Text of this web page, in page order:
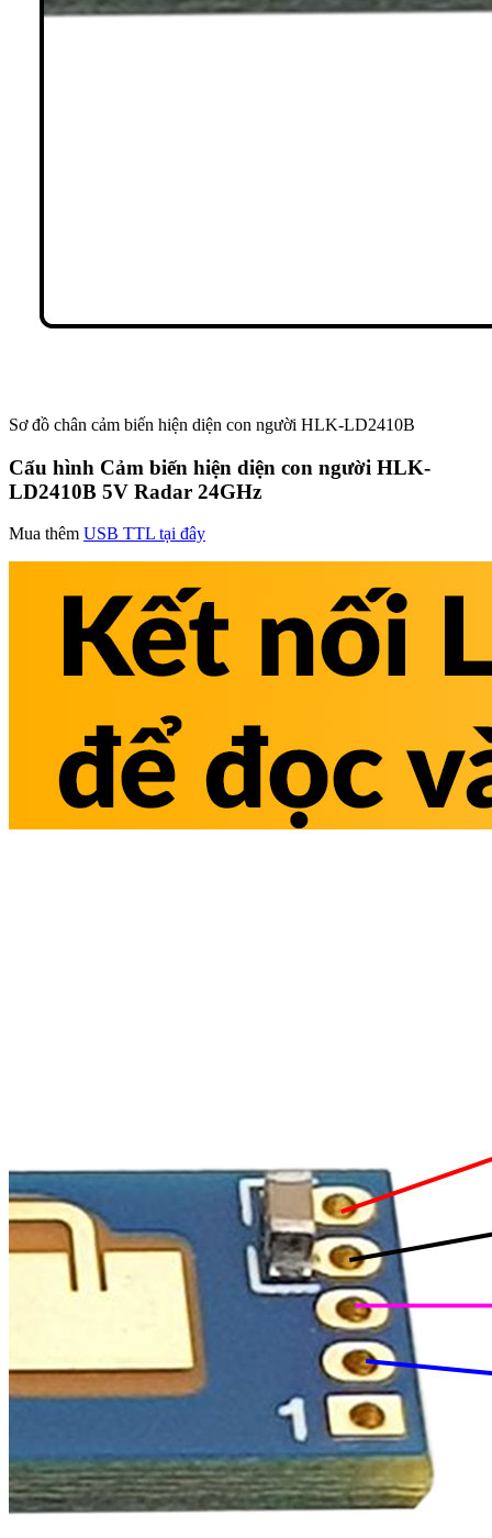
Sơ đồ chân cảm biến hiện diện con người HLK-LD2410B
Cấu hình Cảm biến hiện diện con người HLK-
LD2410B 5V Radar 24GHz
Mua thêm USB TTL tại đây